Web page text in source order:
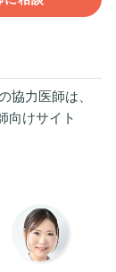
協力医師は、
向けサイト